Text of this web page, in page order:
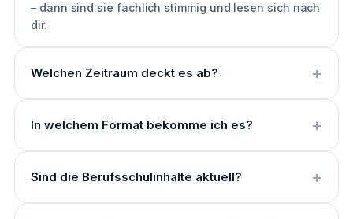
– dann sind sie fachlich stimmig und lesen sich nach
dir.
Welchen Zeitraum deckt es ab?
In welchem Format bekomme ich es?
Sind die Berufsschulinhalte aktuell?